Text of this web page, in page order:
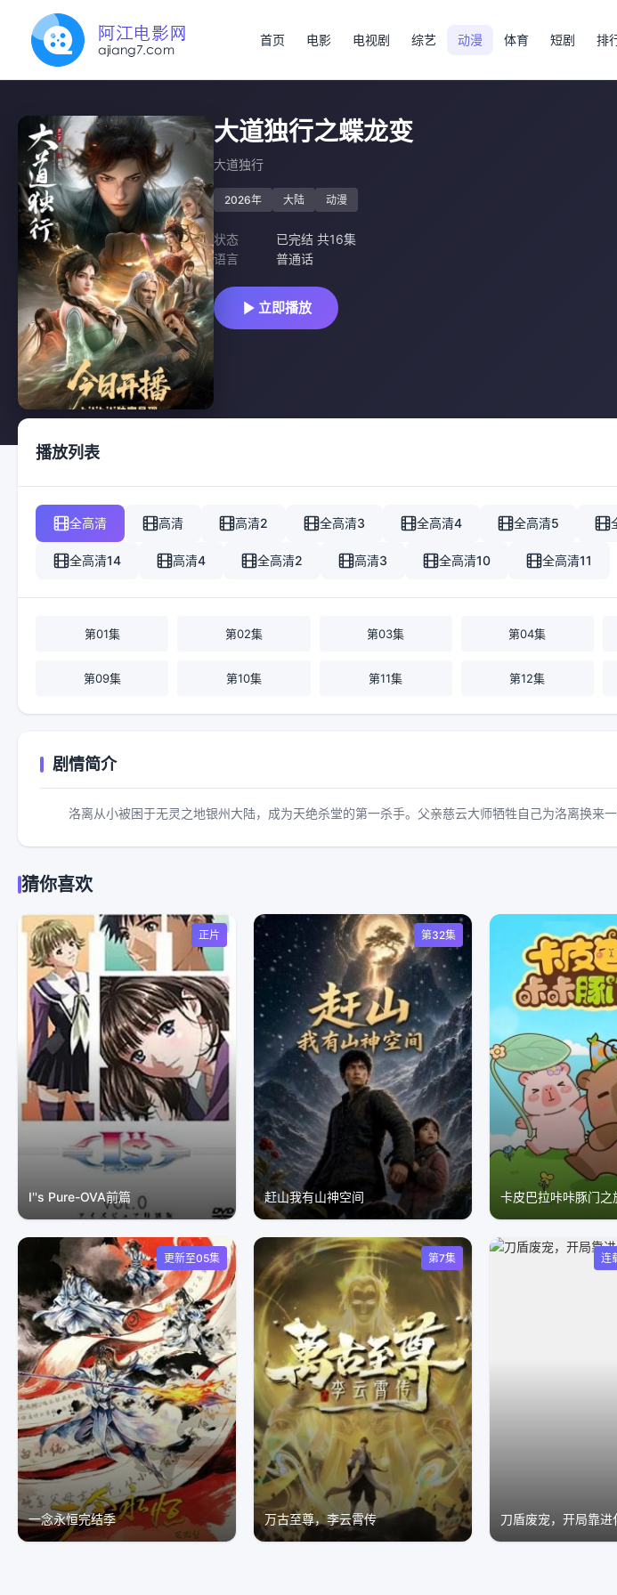
首页 电影 电视剧 综艺 动漫 体育 短剧 排
大道独行之蝶龙变
大道独行
2026年 大陆 动漫
状态
已完结 共16集
语言
普通话
立即播放
播放列表
全高清 高清 高清2 全高清3 全高清4 全高清5
全高清14 高清4 全高清2 高清3 全高清10 全高清11
第01集 第02集 第03集 第04集
第09集 第10集 第11集 第12集
剧情简介
洛离从⼩被困于⽆灵之地银州⼤陆，成为天绝杀堂的第⼀杀⼿。⽗亲慈云⼤师牺牲⾃⼰为洛离换来
猜你喜欢
正片
I''s Pure-OVA前篇
第32集
赶山我有山神空间 卡皮巴拉咔咔豚门之
更新至05集
​一念永恒完结季​
第7集
万古至尊，李云霄传
连
刀盾废宠，开局靠进